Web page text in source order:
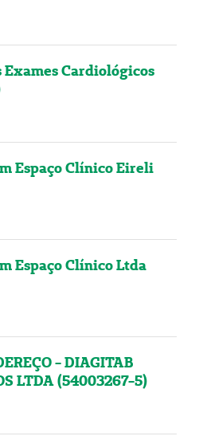
Cardiológicos
Espaço Clínico Eireli
Espaço Clínico Ltda
- DIAGITAB
LTDA (54003267-5)